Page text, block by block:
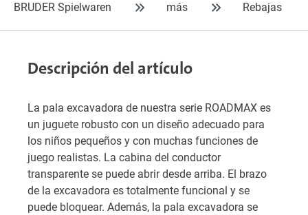
BRUDER Spielwaren más Rebajas
Descripción del artículo
La pala excavadora de nuestra serie ROADMAX es
un juguete robusto con un diseño adecuado para
los niños pequeños y con muchas funciones de
juego realistas. La cabina del conductor
transparente se puede abrir desde arriba. El brazo
de la excavadora es totalmente funcional y se
puede bloquear. Además, la pala excavadora se